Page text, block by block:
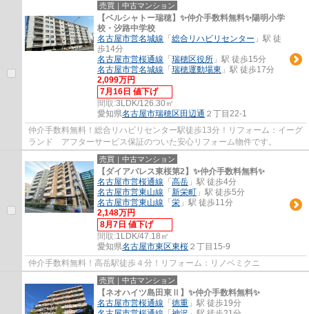
売買｜中古マンション
【ベルシャトー瑞穂】✨️仲介手数料無料✨️陽明小学
校・汐路中学校
名古屋市営名城線 「 総合リハビリセンター 」駅 徒
歩14分
名古屋市営桜通線 「 瑞穂区役所 」駅 徒歩15分
名古屋市営名城線 「 瑞穂運動場東 」駅 徒歩17分
2,099万円
7月16日 値下げ
間取:3LDK/126.30㎡
愛知県名古屋市瑞穂区 田辺通 ２丁目22-1
仲介手数料無料！総合リハビリセンター駅徒歩13分！リフォーム：イーグ
ランド アフターサービス保証のついた安心リフォーム物件です。
売買｜中古マンション
【ダイアパレス東桜第2】✨️仲介手数料無料✨️
名古屋市営桜通線 「 高岳 」駅 徒歩4分
名古屋市営東山線 「 新栄町 」駅 徒歩5分
名古屋市営東山線 「 栄 」駅 徒歩11分
2,148万円
8月7日 値下げ
間取:1LDK/47.18㎡
愛知県名古屋市東区東桜 ２丁目15-9
仲介手数料無料！高岳駅徒歩４分！リフォーム：リノベミクニ
売買｜中古マンション
【ネオハイツ島田東Ⅱ】✨️仲介手数料無料✨️
名古屋市営桜通線 「 徳重 」駅 徒歩19分